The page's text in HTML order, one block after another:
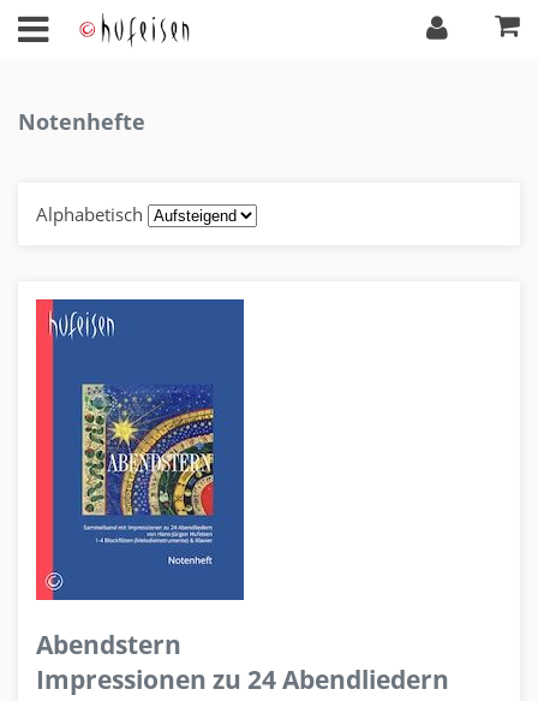
Notenhefte
Alphabetisch
Abendstern
Impressionen zu 24 Abendliedern